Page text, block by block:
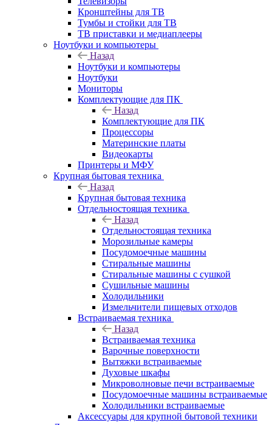
Кронштейны для ТВ
Тумбы и стойки для ТВ
ТВ приставки и медиаплееры
Ноутбуки и компьютеры
Назад
Ноутбуки и компьютеры
Ноутбуки
Мониторы
Комплектующие для ПК
Назад
Комплектующие для ПК
Процессоры
Материнские платы
Видеокарты
Принтеры и МФУ
Крупная бытовая техника
Назад
Крупная бытовая техника
Отдельностоящая техника
Назад
Отдельностоящая техника
Морозильные камеры
Посудомоечные машины
Стиральные машины
Стиральные машины с сушкой
Сушильные машины
Холодильники
Измельчители пищевых отходов
Встраиваемая техника
Назад
Встраиваемая техника
Варочные поверхности
Вытяжки встраиваемые
Духовые шкафы
Микроволновые печи встраиваемые
Посудомоечные машины встраиваемые
Холодильники встраиваемые
Аксессуары для крупной бытовой техники